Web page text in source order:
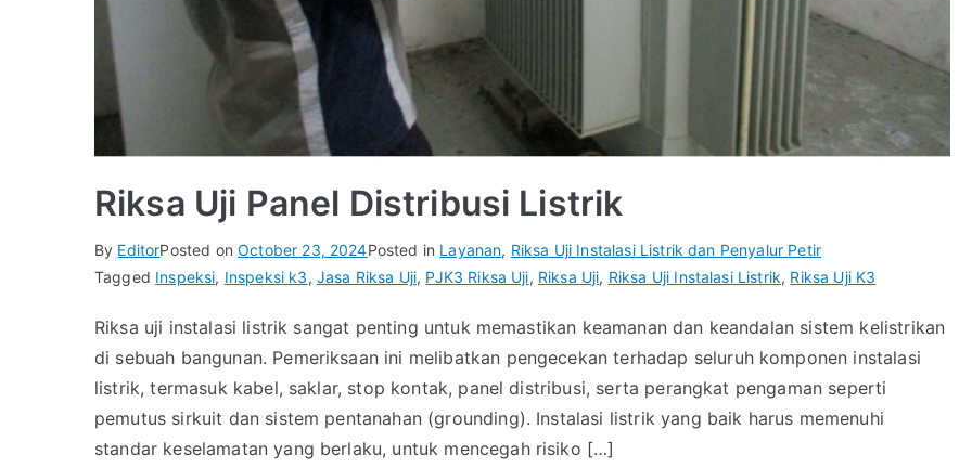
Riksa Uji Panel Distribusi Listrik
By EditorPosted onOctober 23, 2024Posted in Layanan, Riksa Uji Instalasi Listrik dan Penyalur Petir
Tagged Inspeksi, Inspeksi k3, Jasa Riksa Uji, PJK3 Riksa Uji, Riksa Uji, Riksa Uji Instalasi Listrik, Riksa Uji K3
Riksa uji instalasi listrik sangat penting untuk memastikan keamanan dan keandalan sistem kelistrikan
di sebuah bangunan. Pemeriksaan ini melibatkan pengecekan terhadap seluruh komponen instalasi
listrik, termasuk kabel, saklar, stop kontak, panel distribusi, serta perangkat pengaman seperti
pemutus sirkuit dan sistem pentanahan (grounding). Instalasi listrik yang baik harus memenuhi
standar keselamatan yang berlaku, untuk mencegah risiko […]